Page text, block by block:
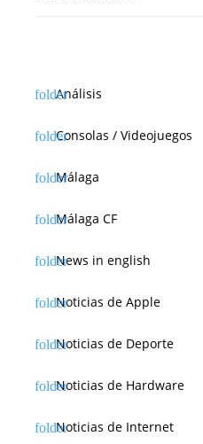
Análisis
Consolas / Videojuegos
Málaga
Málaga CF
News in english
Noticias de Apple
Noticias de Deporte
Noticias de Hardware
Noticias de Internet